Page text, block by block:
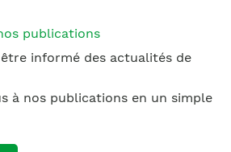
publications
informé des actualités de
à nos publications en un simple